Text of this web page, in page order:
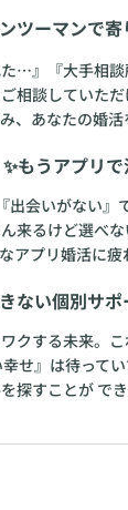
ツーマンで
た…』『大手相
相談していた
、あなたの婚活
もうアプリで
出会いがない』
来るけど選べ
アプリ婚活に
ない個別サ
クする未来。
せ』は待って
探すことが で